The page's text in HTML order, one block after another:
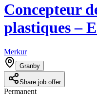
Concepteur
plastiques –
Merkur
Granby
Share job offer
Permanent